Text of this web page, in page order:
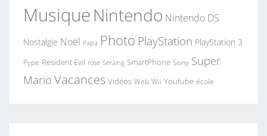
MusiqueNintendo Nintendo DS
Nostalgie Noël Papa Photo PlayStation PlayStation 3
Pype Resident Evil rose Seraing SmartPhone Sony Super
Mario Vacances Vidéos Web Wii Youtube école